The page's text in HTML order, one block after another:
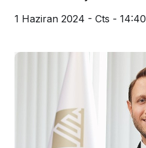
1 Haziran 2024 - Cts - 14:40